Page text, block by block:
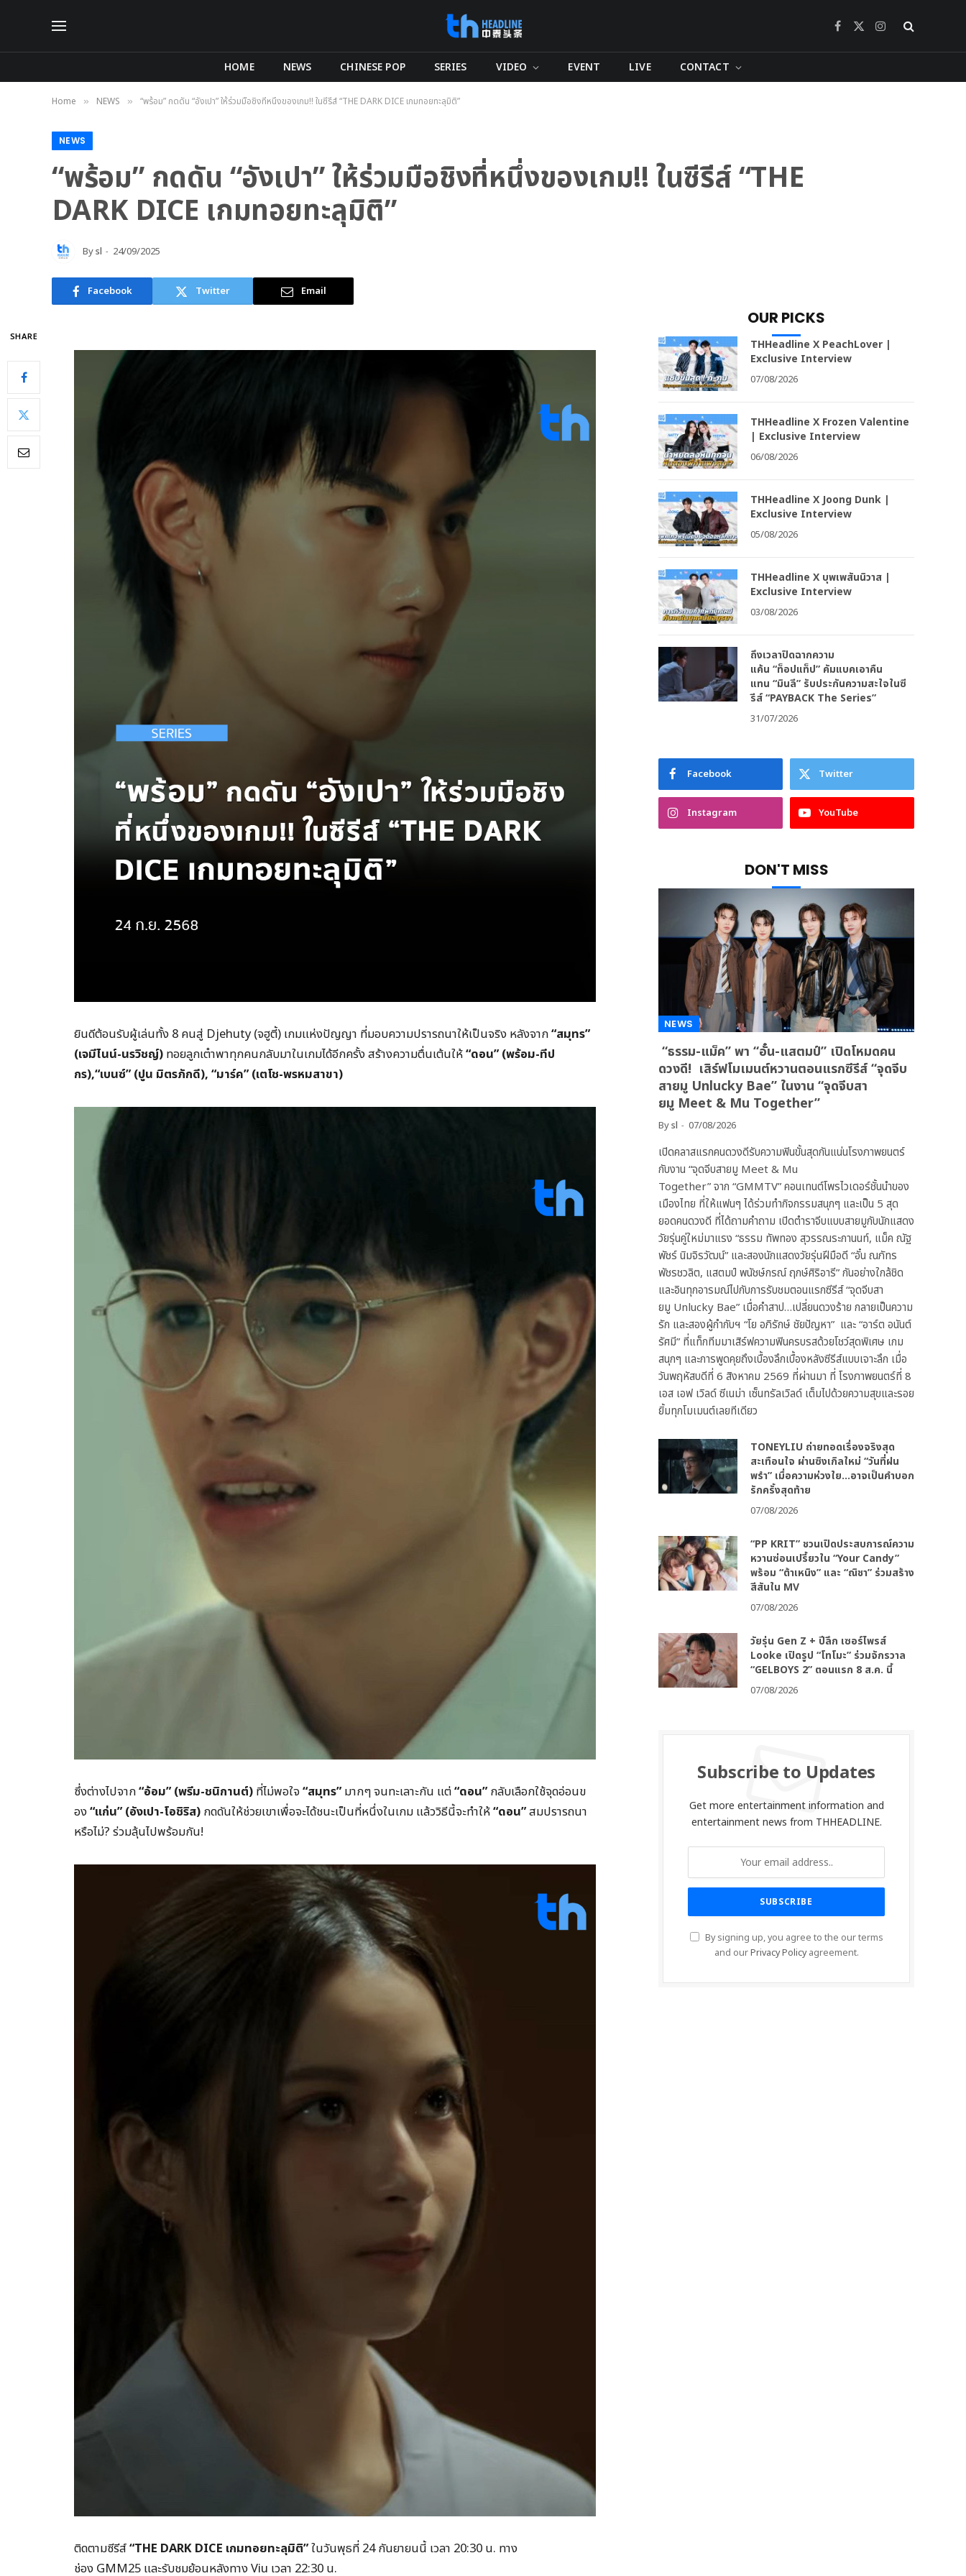
Facebook
X
Instagram
HOME NEWS CHINESE POP SERIES VIDEO EVENT LIVE CONTACT
Home » NEWS » “พร้อม” กดดัน “อังเปา” ให้ร่วมมือชิงที่หนึ่งของเกม!! ในซีรีส์ “THE DARK DICE เกมทอยทะลุมิติ”
NEWS
“พร้อม” กดดัน “อังเปา” ให้ร่วมมือชิงที่หนึ่งของเกม!! ในซีรีส์ “THE
DARK DICE เกมทอยทะลุมิติ”
Bysl 24/09/2025
Facebook Twitter Email
SHARE
ยินดีต้อนรับผู้เล่นทั้ง 8 คนสู่ Djehuty (จฮูตี้) เกมแห่งปัญญา ที่มอบความปรารถนาให้เป็นจริง หลังจาก“สมุทร”
(เจมีไนน์-นรวิชญ์) ทอยลูกเต๋าพาทุกคนกลับมาในเกมได้อีกครั้ง สร้างความตื่นเต้นให้“ดอน” (พร้อม-ทีป
กร),“เบนซ์” (ปูน มิตรภักดี), “มาร์ค” (เตโช-พรหมสาขา)
ซึ่งต่างไปจาก“อ้อม” (พรีม-ชนิกานต์) ที่ไม่พอใจ“สมุทร” มากๆ จนทะเลาะกัน แต่“ดอน” กลับเลือกใช้จุดอ่อนข
อง“แก่น” (อังเปา-โอชิริส) กดดันให้ช่วยเขาเพื่อจะได้ชนะเป็นที่หนึ่งในเกม แล้ววิธีนี้จะทำให้“ดอน”สมปรารถนา
หรือไม่? ร่วมลุ้นไปพร้อมกัน!
ติดตามซีรีส์“THE DARK DICE เกมทอยทะลุมิติ”ในวันพุธที่ 24 กันยายนนี้ เวลา 20:30 น. ทาง
ช่อง GMM25 และรับชมย้อนหลังทาง Viu เวลา 22:30 น.
OUR PICKS
THHeadline X PeachLover |
Exclusive Interview
07/08/2026
THHeadline X Frozen Valentine
| Exclusive Interview
06/08/2026
THHeadline X Joong Dunk |
Exclusive Interview
05/08/2026
THHeadline X บุพเพสันนิวาส |
Exclusive Interview
03/08/2026
ถึงเวลาปิดฉากความ
แค้น “ท็อปแท็ป” คัมแบคเอาคืน
แทน “มินลี” รับประกันความสะใจในซี
รีส์ “PAYBACK The Series”
31/07/2026
Facebook Twitter
Instagram YouTube
DON'T MISS
NEWS
“ธรรม-แม็ค” พา “อั๋น-แสตมป์” เปิดโหมดคน
ดวงดี! เสิร์ฟโมเมนต์หวานตอนแรกซีรีส์ “จุดจีบ
สายมู Unlucky Bae” ในงาน “จุดจีบสา
ยมู Meet & Mu Together”
Bysl 07/08/2026
เปิดคลาสแรกคนดวงดีรับความฟินขั้นสุดกันแน่นโรงภาพยนตร์
กับงาน “จุดจีบสายมู Meet & Mu
Together” จาก “GMMTV” คอนเทนต์โพรไวเดอร์ชั้นนำของ
เมืองไทย ที่ให้แฟนๆ ได้ร่วมทำกิจกรรมสนุกๆ และเป็น 5 สุด
ยอดคนดวงดี ที่ได้ถามคำถาม เปิดตำราจีบแบบสายมูกับนักแสดง
วัยรุ่นคู่ใหม่มาแรง “ธรรม ทัพทอง สุวรรณระกานนท์, แม็ค ณัฐ
พัชร์ นิมจิรวัฒน์” และสองนักแสดงวัยรุ่นฝีมือดี “อั๋น ณภัทร
พัชรชวลิต, แสตมป์ พนัชษ์กรณ์ ฤกษ์ศิริอารี” กันอย่างใกล้ชิด
และอินทุกอารมณ์ไปกับการรับชมตอนแรกซีรีส์ “จุดจีบสา
ยมู Unlucky Bae” เมื่อคำสาป…เปลี่ยนดวงร้าย กลายเป็นความ
รัก และสองผู้กำกับฯ “โย อภิรักษ์ ชัยปัญหา” และ “อาร์ต อนันต์
รัศมี” ที่แท็กทีมมาเสิร์ฟความฟินครบรสด้วยโชว์สุดพิเศษ เกม
สนุกๆ และการพูดคุยถึงเบื้องลึกเบื้องหลังซีรีส์แบบเจาะลึก เมื่อ
วันพฤหัสบดีที่ 6 สิงหาคม 2569 ที่ผ่านมา ที่ โรงภาพยนตร์ที่ 8
เอส เอฟ เวิลด์ ซีเนม่า เซ็นทรัลเวิลด์ เต็มไปด้วยความสุขและรอย
ยิ้มทุกโมเมนต์เลยทีเดียว
TONEYLIU ถ่ายทอดเรื่องจริงสุด
สะเทือนใจ ผ่านซิงเกิลใหม่ “วันที่ฝน
พรำ” เมื่อความห่วงใย…อาจเป็นคำบอก
รักครั้งสุดท้าย
07/08/2026
“PP KRIT” ชวนเปิดประสบการณ์ความ
หวานซ่อนเปรี้ยวใน “Your Candy”
พร้อม “ต้าเหนิง” และ “ณิชา” ร่วมสร้าง
สีสันใน MV
07/08/2026
วัยรุ่น Gen Z + ปีลึก เซอร์ไพรส์
Looke เปิดรูป “โทโมะ” ร่วมจักรวาล
“GELBOYS 2” ตอนแรก 8 ส.ค. นี้
07/08/2026
Subscribe to Updates
Get more entertainment information and
entertainment news from THHEADLINE.
By signing up, you agree to the our terms
and ourPrivacy Policyagreement.